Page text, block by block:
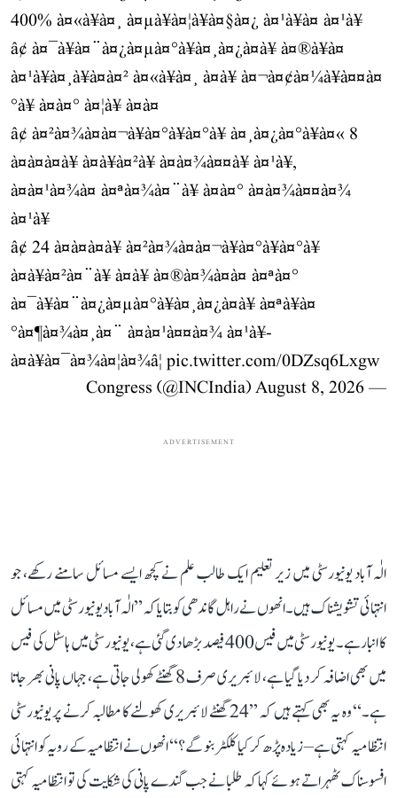
400% à¤«à¥à¤¸ à¤µà¥à¤¦à¥à¤§à¤¿ à¤¹à¥à¤ à¤¹à¥
â¢ à¤¯à¥à¤¨à¤¿à¤µà¤°à¥à¤¸à¤¿à¤à¥ à¤®à¥à¤
à¤¹à¥à¤¸à¥à¤à¤² à¤«à¥à¤¸ à¤à¥ à¤¬à¤¢à¤¼à¥à¤¤à¤
°à¥ à¤à¤° à¤¦à¥ à¤à¤
â¢ à¤²à¤¾à¤à¤¬à¥à¤°à¥à¤°à¥ à¤¸à¤¿à¤°à¥à¤« 8
à¤à¤à¤à¥ à¤à¥à¤²à¥ à¤à¤¾à¤¤à¥ à¤¹à¥,
à¤à¤¹à¤¾à¤ à¤ªà¤¾à¤¨à¥ à¤­à¤° à¤à¤¾à¤¤à¤¾
à¤¹à¥
â¢ 24 à¤à¤à¤à¥ à¤²à¤¾à¤à¤¬à¥à¤°à¥à¤°à¥
à¤à¥à¤²à¤¨à¥ à¤à¥ à¤®à¤¾à¤à¤ à¤ªà¤°
à¤¯à¥à¤¨à¤¿à¤µà¤°à¥à¤¸à¤¿à¤à¥ à¤ªà¥à¤
°à¤¶à¤¾à¤¸à¤¨ à¤à¤¹à¤¤à¤¾ à¤¹à¥-
à¤à¥à¤¯à¤¾à¤¦à¤¾â¦ pic.twitter.com/0DZsq6Lxgw
— Congress (@INCIndia)
August 8, 2026
ADVERTISEMENT
الٰہ آباد یونیورسٹی میں زیر تعلیم ایک طالب علم نے کچھ ایسے مسائل سامنے رکھے، جو
انتہائی تشویشناک ہیں۔ انھوں نے راہل گاندھی کو بتایا کہ ’’الٰہ آباد یونیورسٹی میں مسائل
کا انبار ہے۔ یونیورسٹی میں فیس 400 فیصد بڑھا دی گئی ہے، یونیورسٹی میں ہاسٹل کی فیس
میں بھی اضافہ کر دیا گیا ہے، لائبریری صرف 8 گھنٹے کھولی جاتی ہے، جہاں پانی بھر جاتا
ہے۔‘‘ وہ یہ بھی کہتے ہیں کہ ’’24 گھنٹے لائبریری کھولنے کا مطالبہ کرنے پر یونیورسٹی
انتظامیہ کہتی ہے– زیادہ پڑھ کر کیا کلکٹر بنو گے؟‘‘ انھوں نے انتظامیہ کے رویہ کو انتہائی
افسوسناک ٹھہراتے ہوئے کہا کہ طلبا نے جب گندے پانی کی شکایت کی تو انتظامیہ کہتی